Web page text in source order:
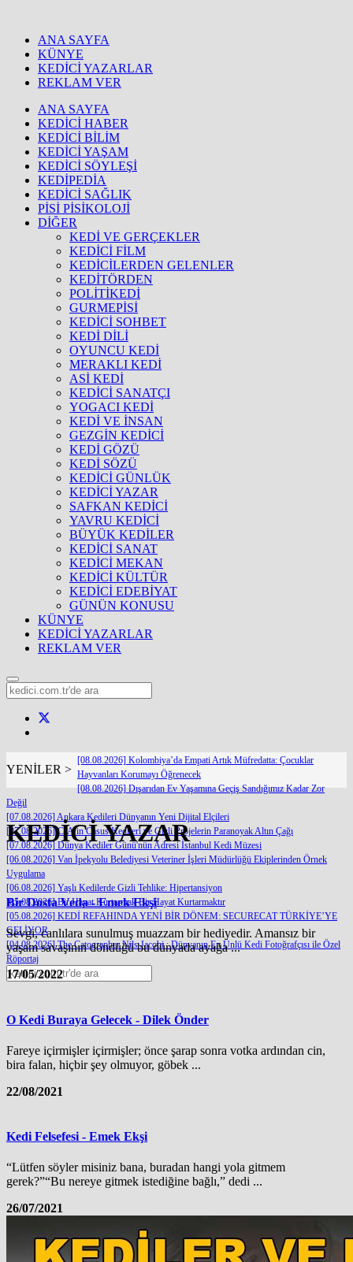
ANA SAYFA
KÜNYE
KEDİCİ YAZARLAR
REKLAM VER
ANA SAYFA
KEDİCİ HABER
KEDİCİ BİLİM
KEDİCİ YAŞAM
KEDİCİ SÖYLEŞİ
KEDİPEDİA
KEDİCİ SAĞLIK
PİSİ PİSİKOLOJİ
DİĞER
KEDİ VE GERÇEKLER
KEDİCİ FİLM
KEDİCİLERDEN GELENLER
KEDİTÖRDEN
POLİTİKEDİ
GURMEPİSİ
KEDİCİ SOHBET
KEDİ DİLİ
OYUNCU KEDİ
MERAKLI KEDİ
ASİ KEDİ
KEDİCİ SANATÇI
YOGACI KEDİ
KEDİ VE İNSAN
GEZGİN KEDİCİ
KEDİ GÖZÜ
KEDİ SÖZÜ
KEDİCİ GÜNLÜK
KEDİCİ YAZAR
SAFKAN KEDİCİ
YAVRU KEDİCİ
BÜYÜK KEDİLER
KEDİCİ SANAT
KEDİCİ MEKAN
KEDİCİ KÜLTÜR
KEDİCİ EDEBİYAT
GÜNÜN KONUSU
KÜNYE
KEDİCİ YAZARLAR
REKLAM VER
YENİLER >
[08.08.2026] Kolombiya’da Empati Artık Müfredatta: Çocuklar
Hayvanları Korumayı Öğrenecek
[08.08.2026] Dışarıdan Ev Yaşamına Geçiş Sandığımız Kadar Zor
Değil
[07.08.2026] Ankara Kedileri Dünyanın Yeni Dijital Elçileri
[07.08.2026] CIA’in Casus Kedileri ve Gizli Projelerin Paranoyak Altın Çağı
[07.08.2026] Dünya Kediler Günü'nün Adresi İstanbul Kedi Müzesi
[06.08.2026] Van İpekyolu Belediyesi Veteriner İşleri Müdürlüğü Ekiplerinden Örnek
Uygulama
[06.08.2026] Yaşlı Kedilerde Gizli Tehlike: Hipertansiyon
[05.08.2026] Bir Hayat Kurtarmak Bir Hayat Kurtarmaktır
[05.08.2026] KEDİ REFAHINDA YENİ BİR DÖNEM: SECURECAT TÜRKİYE’YE
GELİYOR
[04.08.2026] The Catographer Nils Jacobi : Dünyanın En Ünlü Kedi Fotoğrafçısı ile Özel
Röportaj
KEDİCİ YAZAR
Bir Dosta Veda - Emek Ekşi
Sevgi, canlılara sunulmuş muazzam bir hediyedir. Amansız bir
yaşam savaşının döndüğü bu dünyada ayağa ...
17/05/2022
O Kedi Buraya Gelecek - Dilek Önder
Fareye içirmişler içirmişler; önce şarap sonra votka ardından cin,
bira falan, hiçbir şey olmuyor, göbek ...
22/08/2021
Kedi Felsefesi - Emek Ekşi
“Lütfen söyler misiniz bana, buradan hangi yola gitmem
gerek?”“Bu nereye gitmek istediğine bağlı,” dedi ...
26/07/2021